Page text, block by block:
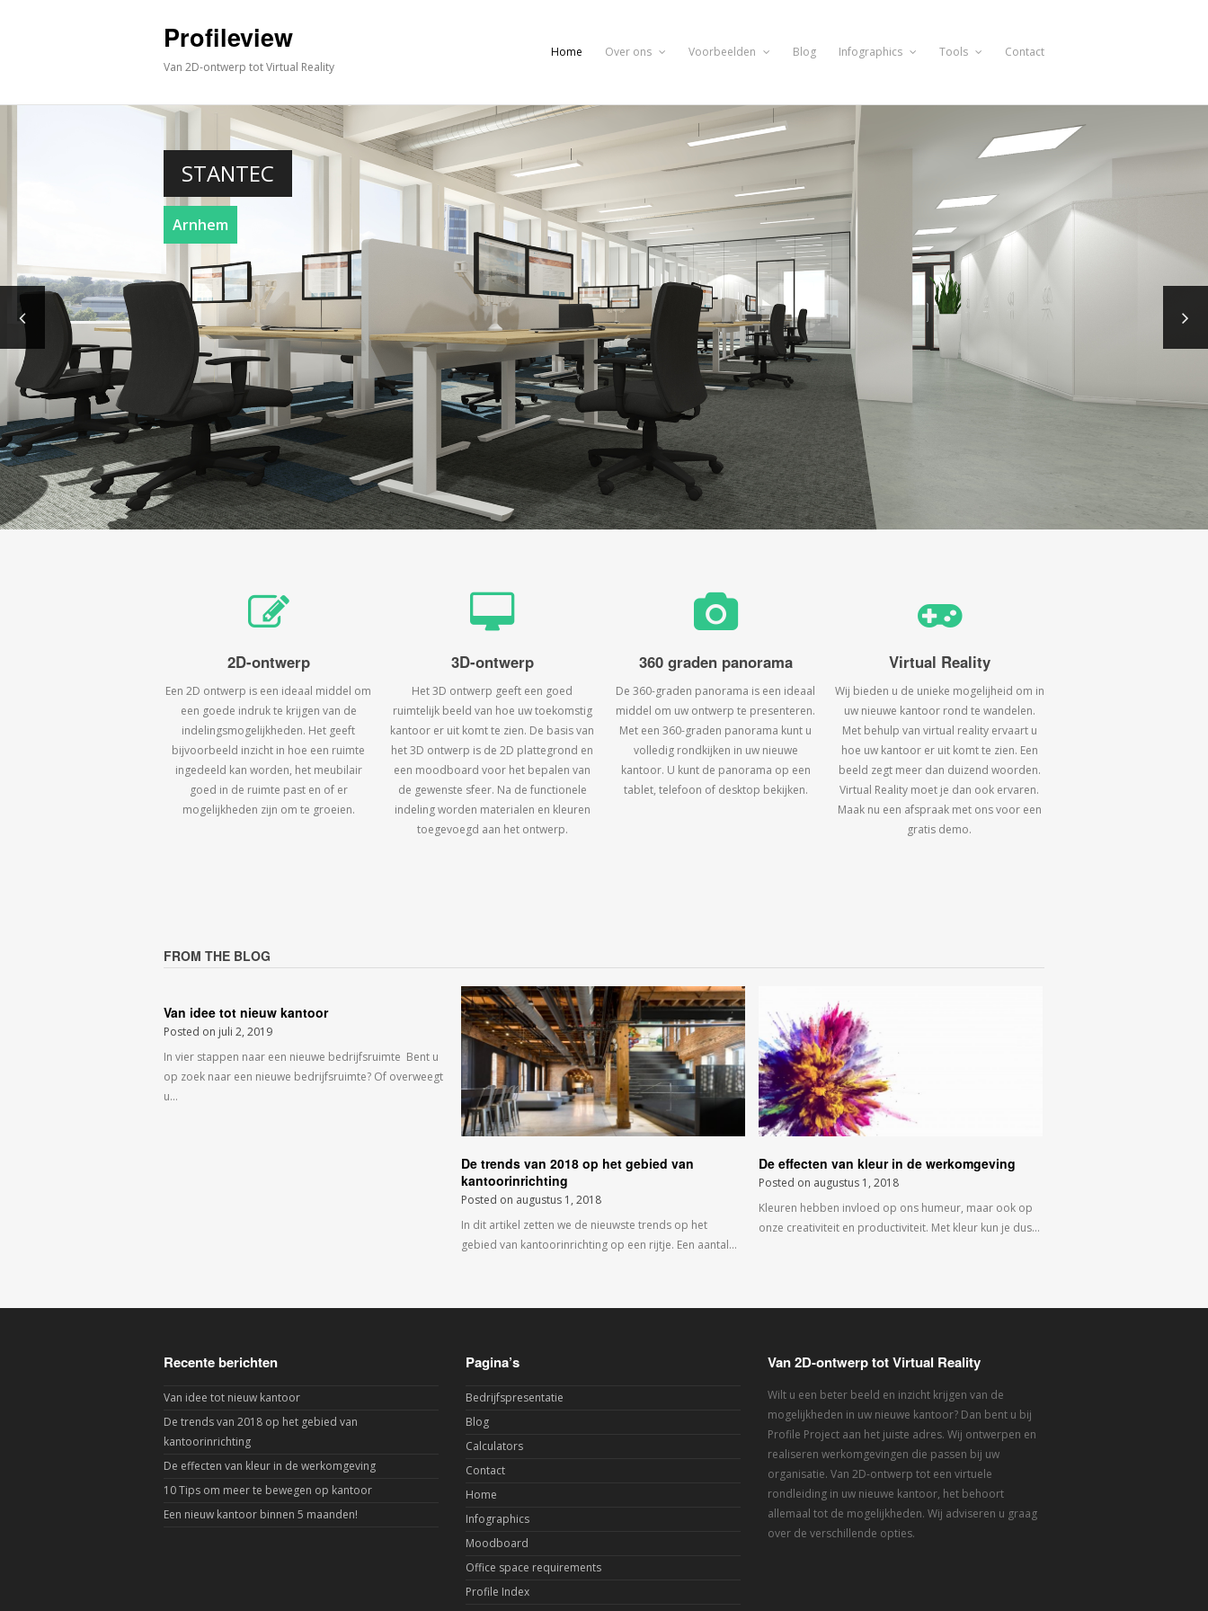
Profileview
Van 2D-ontwerp tot Virtual Reality
Home Over ons Voorbeelden Blog Infographics Tools Contact
STANTEC
Arnhem
2D-ontwerp
Een 2D ontwerp is een ideaal middel om
een goede indruk te krijgen van de
indelingsmogelijkheden. Het geeft
bijvoorbeeld inzicht in hoe een ruimte
ingedeeld kan worden, het meubilair
goed in de ruimte past en of er
mogelijkheden zijn om te groeien.
3D-ontwerp
Het 3D ontwerp geeft een goed
ruimtelijk beeld van hoe uw toekomstig
kantoor er uit komt te zien. De basis van
het 3D ontwerp is de 2D plattegrond en
een moodboard voor het bepalen van
de gewenste sfeer. Na de functionele
indeling worden materialen en kleuren
toegevoegd aan het ontwerp.
360 graden panorama
De 360-graden panorama is een ideaal
middel om uw ontwerp te presenteren.
Met een 360-graden panorama kunt u
volledig rondkijken in uw nieuwe
kantoor. U kunt de panorama op een
tablet, telefoon of desktop bekijken.
Virtual Reality
Wij bieden u de unieke mogelijheid om in
uw nieuwe kantoor rond te wandelen.
Met behulp van virtual reality ervaart u
hoe uw kantoor er uit komt te zien. Een
beeld zegt meer dan duizend woorden.
Virtual Reality moet je dan ook ervaren.
Maak nu een afspraak met ons voor een
gratis demo.
FROM THE BLOG
Van idee tot nieuw kantoor
Posted on juli 2, 2019
In vier stappen naar een nieuwe bedrijfsruimte Bent u
op zoek naar een nieuwe bedrijfsruimte? Of overweegt
u…
De trends van 2018 op het gebied van
kantoorinrichting
Posted on augustus 1, 2018
In dit artikel zetten we de nieuwste trends op het
gebied van kantoorinrichting op een rijtje. Een aantal…
De effecten van kleur in de werkomgeving
Posted on augustus 1, 2018
Kleuren hebben invloed op ons humeur, maar ook op
onze creativiteit en productiviteit. Met kleur kun je dus…
Recente berichten
Van idee tot nieuw kantoor
De trends van 2018 op het gebied van
kantoorinrichting
De effecten van kleur in de werkomgeving
10 Tips om meer te bewegen op kantoor
Een nieuw kantoor binnen 5 maanden!
Pagina’s
Bedrijfspresentatie
Blog
Calculators
Contact
Home
Infographics
Moodboard
Office space requirements
Profile Index
Van 2D-ontwerp tot Virtual Reality
Wilt u een beter beeld en inzicht krijgen van de
mogelijkheden in uw nieuwe kantoor? Dan bent u bij
Profile Project aan het juiste adres. Wij ontwerpen en
realiseren werkomgevingen die passen bij uw
organisatie. Van 2D-ontwerp tot een virtuele
rondleiding in uw nieuwe kantoor, het behoort
allemaal tot de mogelijkheden. Wij adviseren u graag
over de verschillende opties.